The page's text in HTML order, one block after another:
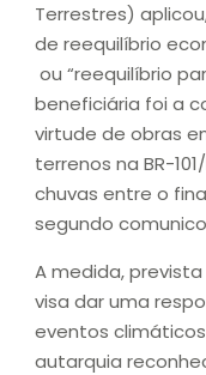
Terrestres)
de reequilíbrio
ou “reequilíbrio
beneficiária foi a
virtude de obras
terrenos na BR-
chuvas entre o
segundo
A medida,
visa dar uma
eventos
autarquia